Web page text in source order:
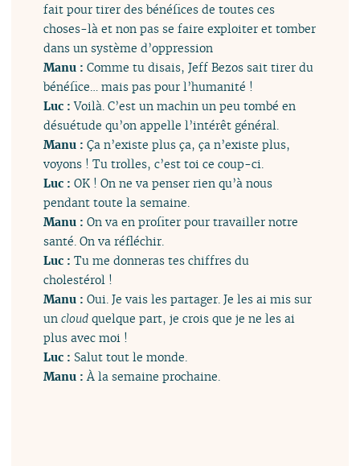
fait pour tirer des bénéfices de toutes ces
choses-là et non pas se faire exploiter et tomber
dans un système d’oppression
Manu :Comme tu disais, Jeff Bezos sait tirer du
bénéfice… mais pas pour l’humanité !
Luc :Voilà. C’est un machin un peu tombé en
désuétude qu’on appelle l’intérêt général.
Manu :Ça n’existe plus ça, ça n’existe plus,
voyons ! Tu trolles, c’est toi ce coup-ci.
Luc :OK ! On ne va penser rien qu’à nous
pendant toute la semaine.
Manu :On va en profiter pour travailler notre
santé. On va réfléchir.
Luc :Tu me donneras tes chiffres du
cholestérol !
Manu :Oui. Je vais les partager. Je les ai mis sur
uncloud quelque part, je crois que je ne les ai
plus avec moi !
Luc : Salut tout le monde.
Manu :À la semaine prochaine.